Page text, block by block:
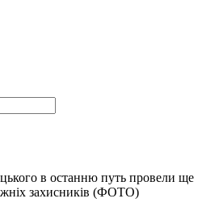
в останню путь провели ще
захисників (ФОТО)